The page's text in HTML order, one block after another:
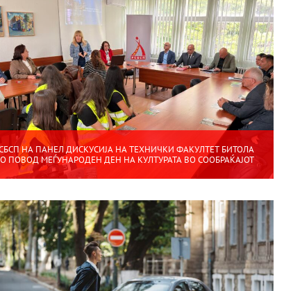
НА ПАНЕЛ ДИСКУСИЈА НА ТЕХНИЧКИ ФАКУЛТЕТ БИТОЛА
ПОВОД МЕЃУНАРОДЕН ДЕН НА КУЛТУРАТА ВО СООБРАЌАЈОТ